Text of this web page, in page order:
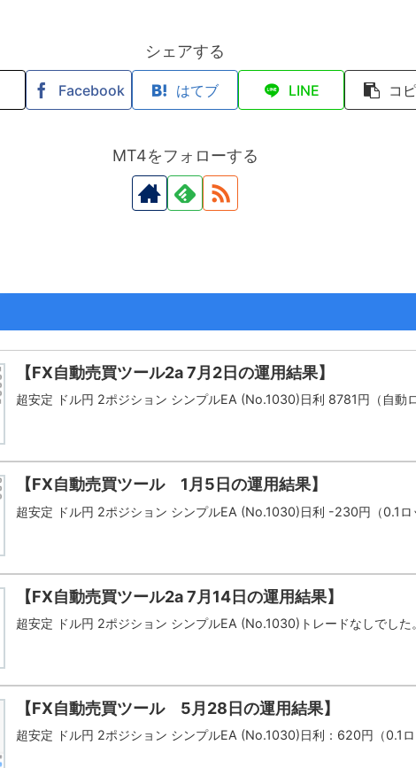
シェアする
Facebook はてブ LINE コ
MT4をフォローする
【FX自動売買ツール2a 7月2日の運用結果】
超安定 ドル円 2ポジション シンプルEA (No.1030)日利 8781円（自動ロ
【FX自動売買ツール 1月5日の運用結果】
超安定 ドル円 2ポジション シンプルEA (No.1030)日利 -230円（0.1ロ
【FX自動売買ツール2a 7月14日の運用結果】
超安定 ドル円 2ポジション シンプルEA (No.1030)トレードなしでした。
【FX自動売買ツール 5月28日の運用結果】
超安定 ドル円 2ポジション シンプルEA (No.1030)日利：620円（0.1ロ